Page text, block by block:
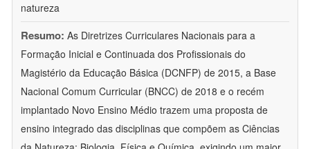
natureza
Resumo: As Diretrizes Curriculares Nacionais para a
Formação Inicial e Continuada dos Profissionais do
Magistério da Educação Básica (DCNFP) de 2015, a Base
Nacional Comum Curricular (BNCC) de 2018 e o recém
implantado Novo Ensino Médio trazem uma proposta de
ensino integrado das disciplinas que compõem as Ciências